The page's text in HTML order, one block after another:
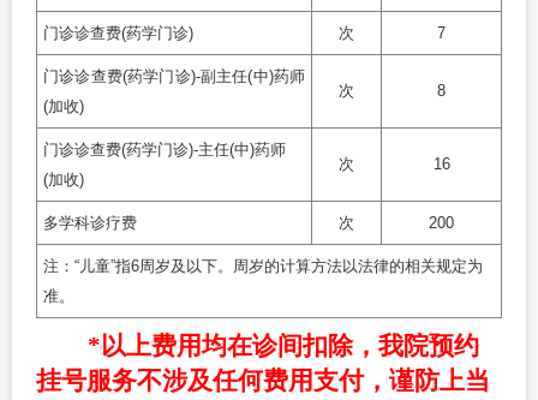
门诊诊查费(药学门诊) 次 7
门诊诊查费(药学门诊)-副主任(中)药师
(加收)
次 8
门诊诊查费(药学门诊)-主任(中)药师
(加收)
次 16
多学科诊疗费 次 200
注：“儿童”指6周岁及以下。周岁的计算方法以法律的相关规定为
准。
*以上费用均在诊间扣除，我院预约
挂号服务不涉及任何费用支付，谨防上当